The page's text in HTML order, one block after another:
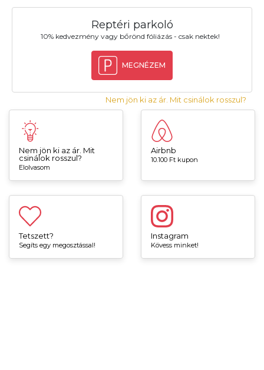
Reptéri parkoló
10% kedvezmény vagy bőrönd fóliázás - csak nektek!
MEGNÉZEM
Nem jön ki az ár. Mit csinálok rosszul?
Nem jön ki az ár. Mit
csinálok rosszul?
Elolvasom
Airbnb
10.100 Ft kupon
Tetszett?
Segíts egy megosztással!
Instagram
Kövess minket!